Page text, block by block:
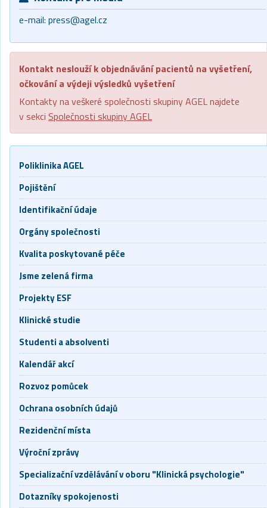
e-mail: press@agel.cz
Kontakt neslouží k objednávání pacientů na vyšetření,
očkování a výdeji výsledků vyšetření
Kontakty na veškeré společnosti skupiny AGEL najdete
v sekci Společnosti skupiny AGEL
Poliklinika AGEL
Pojištění
Identifikační údaje
Orgány společnosti
Kvalita poskytované péče
Jsme zelená firma
Projekty ESF
Klinické studie
Studenti a absolventi
Kalendář akcí
Rozvoz pomůcek
Ochrana osobních údajů
Rezidenční místa
Výroční zprávy
Specializační vzdělávání v oboru "Klinická psychologie"
Dotazníky spokojenosti